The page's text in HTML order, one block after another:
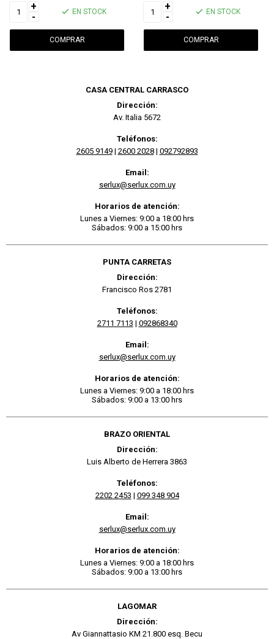
+
-
EN STOCK
+
-
EN STOCK
CASA CENTRAL CARRASCO
Dirección:
Av. Italia 5672
Teléfonos:
2605 9149| 2600 2028| 092792893
Email:
serlux@serlux.com.uy
Horarios de atención:
Lunes a Viernes: 9:00 a 18:00 hrs
Sábados: 9:00 a 15:00 hrs
PUNTA CARRETAS
Dirección:
Francisco Ros 2781
Teléfonos:
2711 7113 | 092868340
Email:
serlux@serlux.com.uy
Horarios de atención:
Lunes a Viernes: 9:00 a 18:00 hrs
Sábados: 9:00 a 13:00 hrs
BRAZO ORIENTAL
Dirección:
Luis Alberto de Herrera 3863
Teléfonos:
2202 2453 | 099 348 904
Email:
serlux@serlux.com.uy
Horarios de atención:
Lunes a Viernes: 9:00 a 18:00 hrs
Sábados: 9:00 a 13:00 hrs
LAGOMAR
Dirección:
Av Giannattasio KM 21.800 esq. Becu